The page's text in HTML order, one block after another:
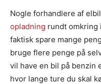
Nogle forhandlere af
opladning rundt omkring
faktisk spare mange
bruge flere penge på
vil have en bil på benzin
hvor lange ture du skal